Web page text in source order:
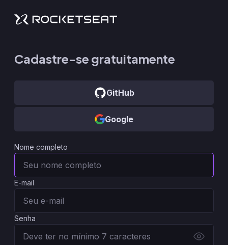
Cadastre-se gratuitamente
GitHub
Google
Nome completo
E-mail
Senha